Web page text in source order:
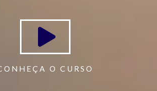
O CURSO